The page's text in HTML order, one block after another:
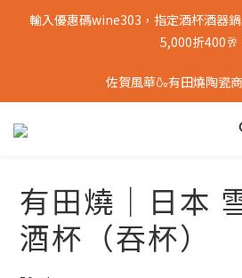
輸入優惠碼wine303，指定酒杯酒器
5,000折400🥂
佐賀風華🍶有田燒陶瓷
有田燒｜日本
酒杯（吞杯）